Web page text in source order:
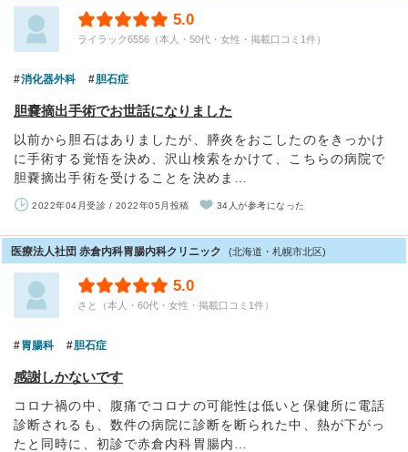
5.0
ライラック6556（本人・50代・女性・掲載口コミ1件）
消化器外科 胆石症
胆嚢摘出手術でお世話になりました
以前から胆石はありましたが、膵炎をおこしたのをきっかけ
に手術する覚悟を決め、沢山検索をかけて、こちらの病院で
胆嚢摘出手術を受けることを決めま…
2022年04月受診 / 2022年05月投稿 34人が参考になった
医療法人社団 赤倉内科胃腸内科クリニック (北海道・札幌市北区)
5.0
さと（本人・60代・女性・掲載口コミ1件）
胃腸科 胆石症
感謝しかないです
コロナ禍の中、腹痛でコロナの可能性は低いと保健所に電話
診断されるも、数件の病院に診断を断られた中、熱が下がっ
たと同時に、初診で赤倉内科胃腸内…